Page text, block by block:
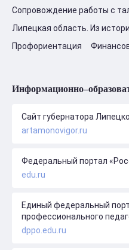
Сопровождение работы с
Липецкая область. Из
Профориентация
Сайт губернатора
artamonovigor.ru
Федеральный портал
edu.ru
Единый федеральный
профессионального
dppo.edu.ru